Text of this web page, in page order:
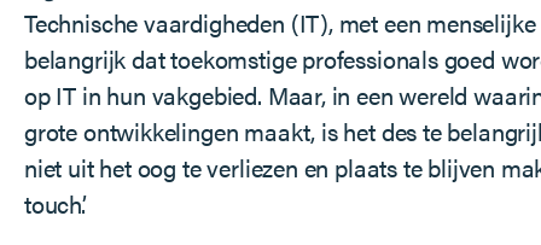
Technische vaardigheden (IT), met een
belangrijk dat toekomstige professionals goed
op IT in hun vakgebied. Maar, in een wereld
grote ontwikkelingen maakt, is het des te
niet uit het oog te verliezen en plaats te blijven
touch’.